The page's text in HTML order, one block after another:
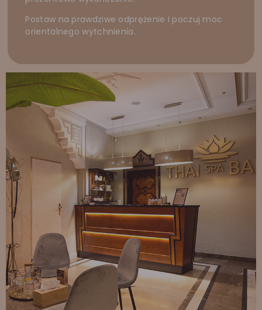
Postaw na prawdziwe odprężenie i poczuj moc
orientalnego wytchnienia.